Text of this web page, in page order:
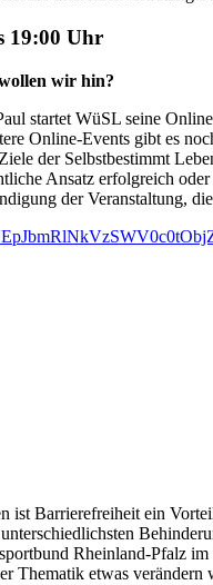
19:00 Uhr
wir hin?
startet WüSL seine
Online-Events gibt es
der Selbstbestimmt
Ansatz erfolgreich
der Veranstaltung,
Barrierefreiheit ein
Rheinland-Pfalz
Thematik etwas